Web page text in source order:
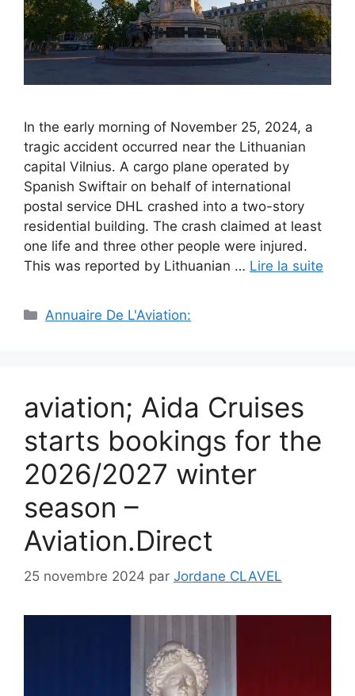
In the early morning of November 25, 2024, a
tragic accident occurred near the Lithuanian
capital Vilnius. A cargo plane operated by
Spanish Swiftair on behalf of international
postal service DHL crashed into a two-story
residential building. The crash claimed at least
one life and three other people were injured.
This was reported by Lithuanian … Lire la suite
Catégories
Annuaire De L'Aviation:
aviation; Aida Cruises
starts bookings for the
2026/2027 winter
season –
Aviation.Direct
25 novembre 2024 par Jordane CLAVEL